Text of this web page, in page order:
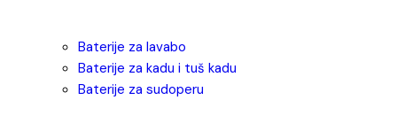
baterije za lavabo
baterije za kadu i tuš kadu
baterije za sudoperu